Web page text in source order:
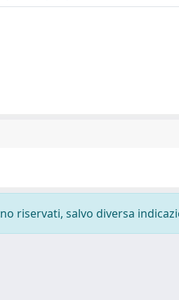
riservati, salvo diversa